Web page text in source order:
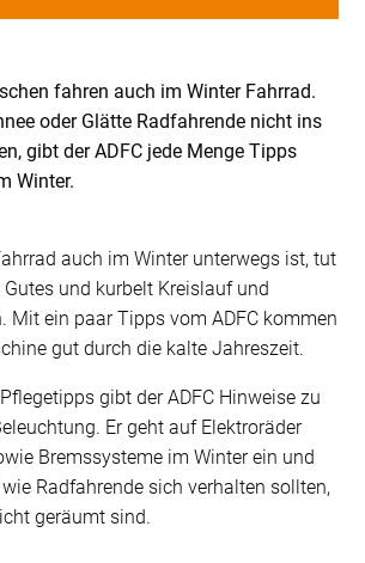
fahren auch im Winter Fahrrad.
oder Glätte Radfahrende nicht ins
gibt der ADFC jede Menge Tipps
Winter.
auch im Winter unterwegs ist, tut
und kurbelt Kreislauf und
Mit ein paar Tipps vom ADFC kommen
gut durch die kalte Jahreszeit.
gibt der ADFC Hinweise zu
Er geht auf Elektroräder
Bremssysteme im Winter ein und
Radfahrende sich verhalten sollten,
geräumt sind.